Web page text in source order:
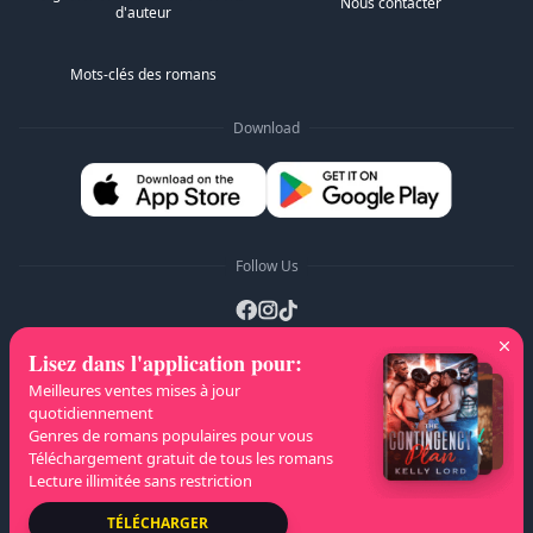
d'auteur
Mots-clés des romans
Download
Follow Us
Listes A-Z A B C H I
J
K
L M N U V
W
X
Y Z
Droits d'auteur © 2026 NovelaGO
Lisez dans l'application pour:
Meilleures ventes mises à jour
quotidiennement
Genres de romans populaires pour vous
Téléchargement gratuit de tous les romans
Lecture illimitée sans restriction
TÉLÉCHARGER